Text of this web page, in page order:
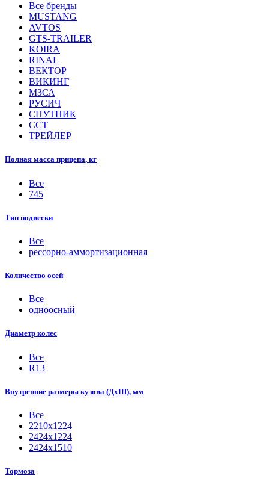
Все бренды
MUSTANG
AVTOS
GTS-TRAILER
KOIRA
RINAL
ВЕКТОР
ВИКИНГ
МЗСА
РУСИЧ
СПУТНИК
ССТ
ТРЕЙЛЕР
Полная масса прицепа, кг
Все
745
Тип подвески
Все
рессорно-аммортизационная
Количество осей
Все
одноосный
Диаметр колес
Все
R13
Внутренние размеры кузова (ДхШ), мм
Все
2210х1224
2424х1224
2424х1510
Тормоза